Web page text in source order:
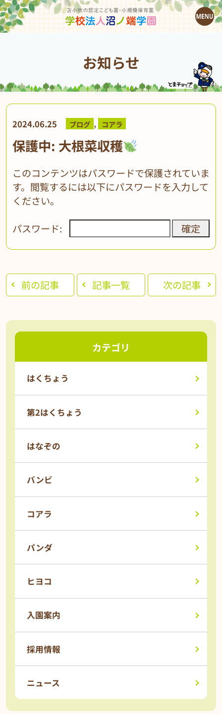
お知らせ
2024.06.25 ブログ , コアラ
保護中: 大根菜収穫
このコンテンツはパスワードで保護されていま
す。閲覧するには以下にパスワードを入力して
ください。
パスワード:
前の記事 記事一覧 次の記事
カテゴリ
はくちょう
第2はくちょう
はなぞの
バンビ
コアラ
パンダ
ヒヨコ
入園案内
採用情報
ニュース